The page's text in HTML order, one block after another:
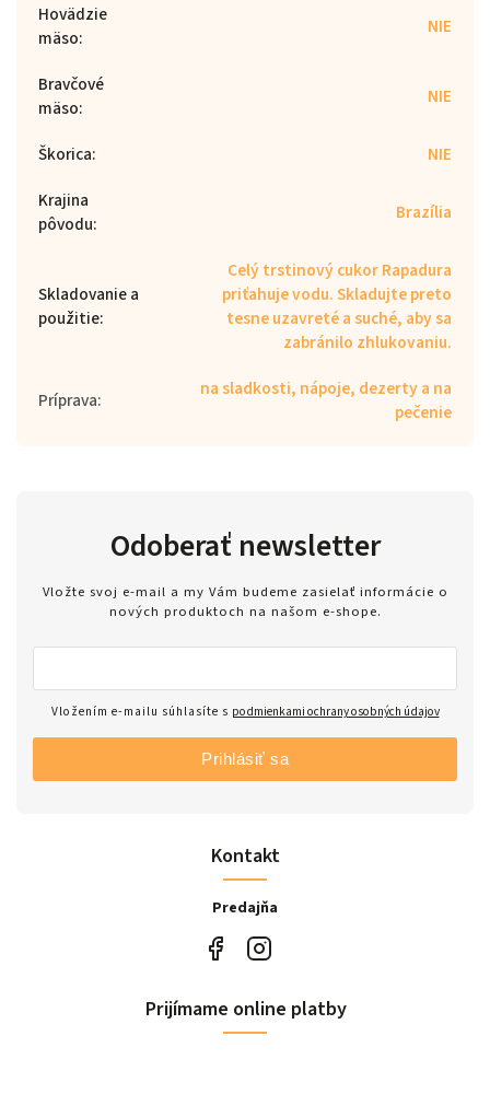
Hovädzie
mäso: NIE
Bravčové
mäso: NIE
Škorica:
NIE
Krajina
pôvodu: Brazília
Skladovanie a
použitie:
Celý trstinový cukor Rapadura
priťahuje vodu. Skladujte preto
tesne uzavreté a suché, aby sa
zabránilo zhlukovaniu.
Príprava:
na sladkosti, nápoje, dezerty a na
pečenie
Kontakt
Predajňa
Odoberať newsletter
Vložte svoj e-mail a my Vám budeme zasielať informácie o
nových produktoch na našom e-shope.
Vložením e-mailu súhlasíte s podmienkami ochrany osobných údajov
Prihlásiť sa
Prijímame online platby